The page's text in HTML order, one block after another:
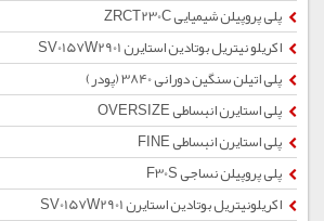
پلی پروپیلن شیمیایی ZRCT230C
اکریلو نیتریل بوتادین استایرن SV0157W2901
پلی اتیلن سنگین دورانی 3840 (پودر)
پلی استایرن انبساطی OVERSIZE
پلی استایرن انبساطی FINE
پلی پروپیلن نساجی F30S
اکریلونیتریل بوتادین استایرن SV0157W2901